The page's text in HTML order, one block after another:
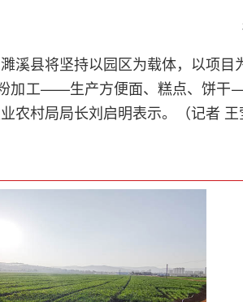
溪县将坚持以园区为载体，以项
工——生产方便面、糕点、饼干
农村局局长刘启明表示。（记者